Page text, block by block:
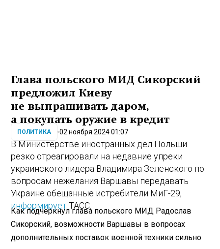
Глава польского МИД Сикорский
предложил Киеву
не выпрашивать даром,
а покупать оружие в кредит
ПОЛИТИКА 02 ноября 2024 01:07
В Министерстве иностранных дел Польши
резко отреагировали на недавние упреки
украинского лидера Владимира Зеленского по
вопросам нежелания Варшавы передавать
Украине обещанные истребители МиГ-29,
информируетТАСС.
Как подчеркнул глава польского МИД Радослав
Сикорский, возможности Варшавы в вопросах
дополнительных поставок военной техники сильно